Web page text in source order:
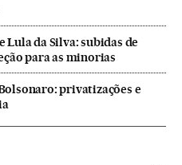
da Silva: subidas de
para as minorias
privatizações e